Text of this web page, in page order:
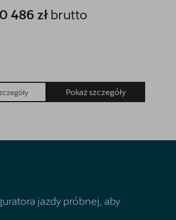
486 złbrutto
Pokaż szczegóły
jazdy próbnej, aby